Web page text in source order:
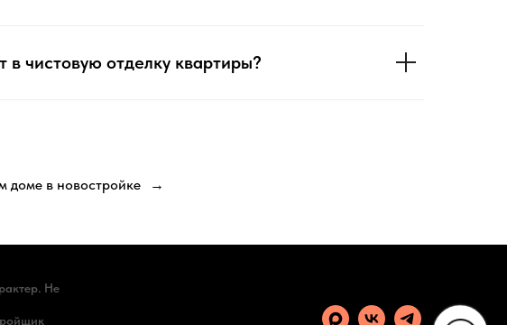
в чистовую отделку квартиры?
доме в новостройке →
Не